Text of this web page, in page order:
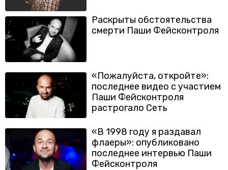
Раскрыты обстоятельства
смерти Паши Фейсконтроля
«Пожалуйста, откройте»:
последнее видео с участием
Паши Фейсконтроля
растрогало Сеть
«В 1998 году я раздавал
флаеры»: опубликовано
последнее интервью Паши
Фейсконтроля